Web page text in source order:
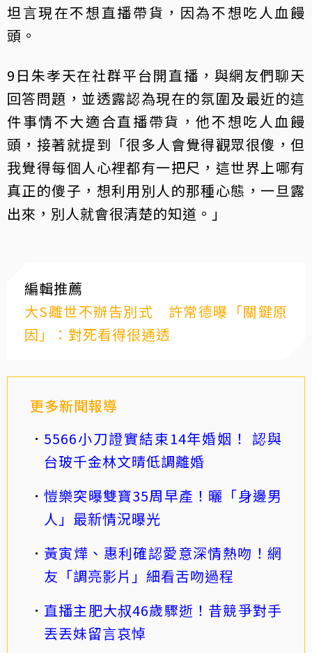
坦言現在不想直播帶貨，因為不想吃人血饅
頭。
9日朱孝天在社群平台開直播，與網友們聊天
回答問題，並透露認為現在的氛圍及最近的這
件事情不大適合直播帶貨，他不想吃人血饅
頭，接著就提到「很多人會覺得觀眾很傻，但
我覺得每個人心裡都有一把尺，這世界上哪有
真正的傻子，想利用別人的那種心態，一旦露
出來，別人就會很清楚的知道。」
編輯推薦
大S離世不辦告別式 許常德曝「關鍵原
因」：對死看得很通透
更多新聞報導
5566小刀證實結束14年婚姻！ 認與
台玻千金林文晴低調離婚
愷樂突曝雙寶35周早產！曬「身邊男
人」最新情況曝光
黃寅燁、惠利確認愛意深情熱吻！網
友「調亮影片」細看舌吻過程
直播主肥大叔46歲驟逝！昔競爭對手
丟丟妹留言哀悼